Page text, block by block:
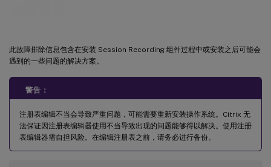
此故障排除信息包含在安装 Session Recording 组件过程中或安装之后可能会
遇到的一些问题的解决方案。
警告：
注册表编辑不当会导致严重问题，可能需要重新安装操作系统。Citrix 无
法保证因注册表编辑器使用不当导致出现的问题能够得以解决。使用注册
表编辑器需自担风险。在编辑注册表之前，请务必进行备份。